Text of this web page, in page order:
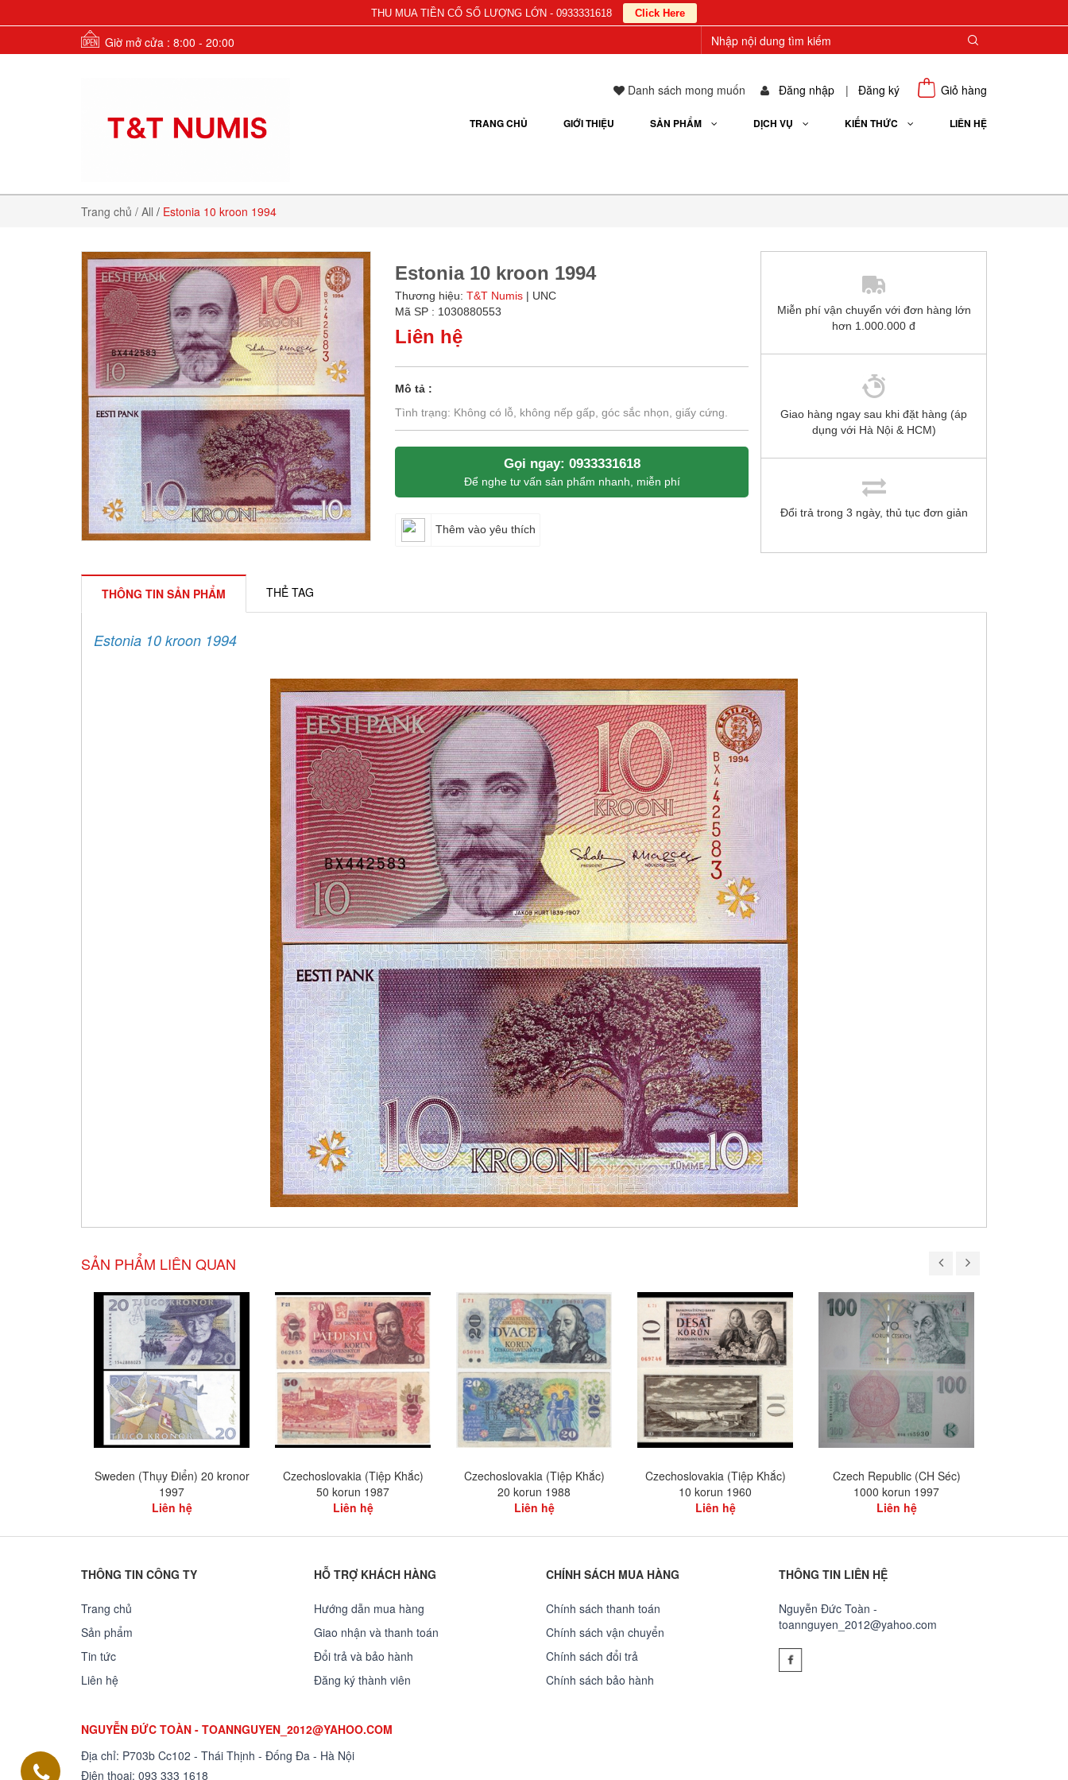
Giờ mở cửa : 8:00 - 20:00
Danh sách mong muốn Đăng nhập | Đăng ký Giỏ hàng
TRANG CHỦ GIỚI THIỆU SẢN PHẨM DỊCH VỤ KIẾN THỨC LIÊN HỆ
Trang chủ / All / Estonia 10 kroon 1994
Estonia 10 kroon 1994
Thương hiệu: T&T Numis | UNC
Mã SP : 1030880553
Liên hệ
Mô tả :
Tình trạng: Không có lỗ, không nếp gấp, góc sắc nhọn, giấy cứng.
Gọi ngay: 0933331618
Để nghe tư vấn sản phẩm nhanh, miễn phí
Thêm vào yêu thích
Miễn phí vận chuyển với đơn hàng lớn
hơn 1.000.000 đ
Giao hàng ngay sau khi đặt hàng (áp
dụng với Hà Nội & HCM)
Đổi trả trong 3 ngày, thủ tục đơn giản
THÔNG TIN SẢN PHẨM THẺ TAG
Estonia 10 kroon 1994
SẢN PHẨM LIÊN QUAN
Sweden (Thụy Điển) 20 kronor
1997
Liên hệ
Czechoslovakia (Tiệp Khắc)
50 korun 1987
Liên hệ
Czechoslovakia (Tiệp Khắc)
20 korun 1988
Liên hệ
Czechoslovakia (Tiệp Khắc)
10 korun 1960
Liên hệ
Czech Republic (CH Séc)
1000 korun 1997
Liên hệ
THÔNG TIN CÔNG TY
Trang chủ
Sản phẩm
Tin tức
Liên hệ
HỖ TRỢ KHÁCH HÀNG
Hướng dẫn mua hàng
Giao nhận và thanh toán
Đổi trả và bảo hành
Đăng ký thành viên
CHÍNH SÁCH MUA HÀNG
Chính sách thanh toán
Chính sách vận chuyển
Chính sách đổi trả
Chính sách bảo hành
THÔNG TIN LIÊN HỆ
Nguyễn Đức Toàn -
toannguyen_2012@yahoo.com
NGUYỄN ĐỨC TOÀN - TOANNGUYEN_2012@YAHOO.COM
Địa chỉ: P703b Cc102 - Thái Thịnh - Đống Đa - Hà Nội
Điện thoại: 093 333 1618
THU MUA TIỀN CỔ SỐ LƯỢNG LỚN - 0933331618 Click Here